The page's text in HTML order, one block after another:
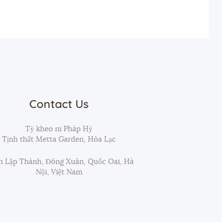
Contact Us
Tỳ kheo ni Pháp Hỷ
Tịnh thất Metta Garden, Hòa Lạc
Lập Thành, Đông Xuân, Quốc Oai, Hà
Nội, Việt Nam